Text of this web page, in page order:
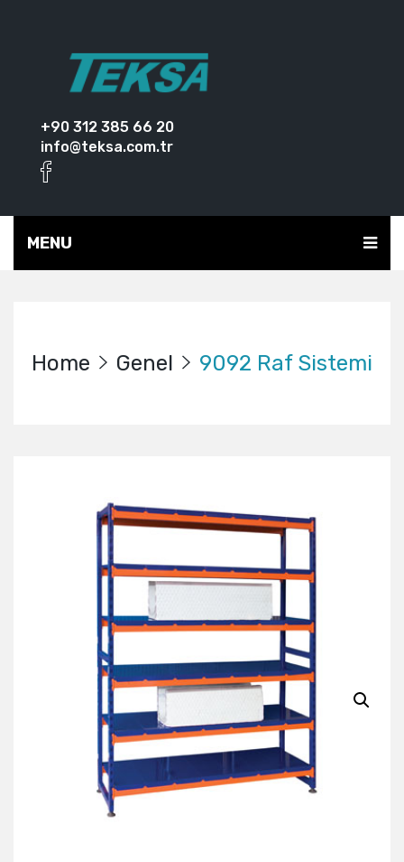
+90 312 385 66 20
info@teksa.com.tr
MENU
Home Genel 9092 Raf Sistemi